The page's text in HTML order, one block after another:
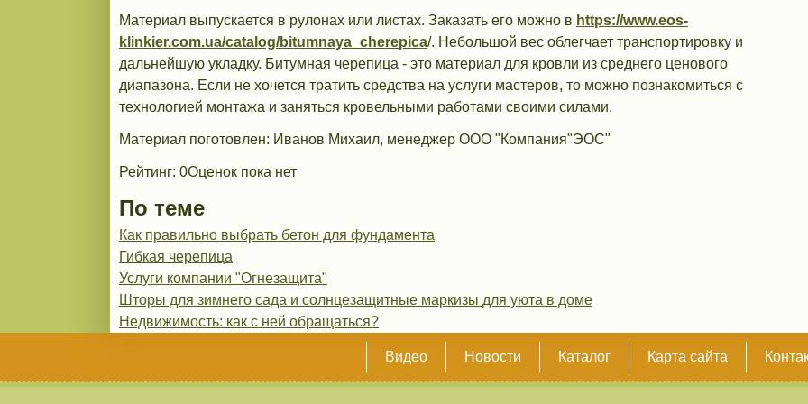
Материал выпускается в рулонах или листах. Заказать его можно в https://www.eos-
klinkier.com.ua/catalog/bitumnaya_cherepica/. Небольшой вес облегчает транспортировку и
дальнейшую укладку. Битумная черепица - это материал для кровли из среднего ценового
диапазона. Если не хочется тратить средства на услуги мастеров, то можно познакомиться с
технологией монтажа и заняться кровельными работами своими силами.
Материал поготовлен: Иванов Михаил, менеджер ООО "Компания"ЭОС"
Рейтинг: 0Оценок пока нет
По теме
Как правильно выбрать бетон для фундамента
Гибкая черепица
Услуги компании "Огнезащита"
Шторы для зимнего сада и солнцезащитные маркизы для уюта в доме
Недвижимость: как с ней обращаться?
Видео Новости Каталог Карта сайта